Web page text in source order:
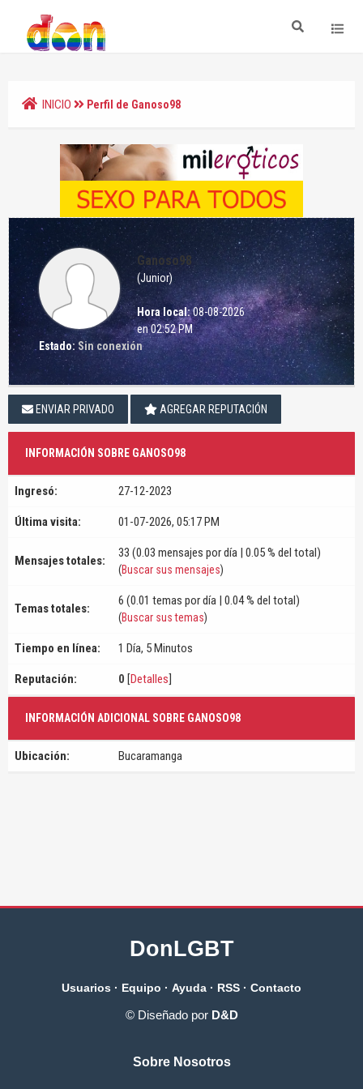
INICIO Perfil de Ganoso98
Ganoso98
(Junior)
Hora local:08-08-2026
en 02:52 PM
Estado: Sin conexión
ENVIAR PRIVADO AGREGAR REPUTACIÓN
INFORMACIÓN SOBRE GANOSO98
Ingresó: 27-12-2023
Última visita: 01-07-2026, 05:17 PM
Mensajes totales:
33 (0.03 mensajes por día | 0.05 % del total)
(Buscar sus mensajes)
Temas totales:
6 (0.01 temas por día | 0.04 % del total)
(Buscar sus temas)
Tiempo en línea: 1 Día, 5 Minutos
Reputación: 0 [Detalles]
INFORMACIÓN ADICIONAL SOBRE GANOSO98
Ubicación: Bucaramanga
DonLGBT
Usuarios · Equipo · Ayuda · RSS · Contacto
© Diseñado por D&D
Sobre Nosotros